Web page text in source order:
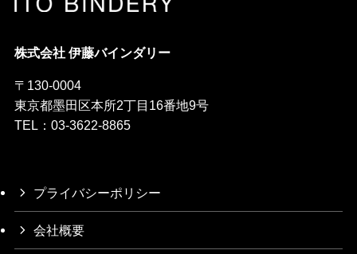
株式会社 伊藤バインダリー
〒130-0004
東京都墨田区本所2丁目16番地9号
TEL：03-3622-8865
プライバシーポリシー
会社概要